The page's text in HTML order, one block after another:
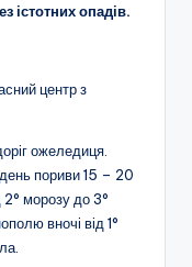
істотних опадів.
центр з
ожеледиця.
пориви 15 – 20
2° морозу до 3°
вночі від 1°